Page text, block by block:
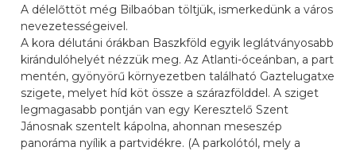
A délelőttöt még Bilbaóban töltjük, ismerkedünk a város
nevezetességeivel.
A kora délutáni órákban Baszkföld egyik leglátványosabb
kirándulóhelyét nézzük meg. Az Atlanti-óceánban, a part
mentén, gyönyörű környezetben található Gaztelugatxe
szigete, melyet híd köt össze a szárazfölddel. A sziget
legmagasabb pontján van egy Keresztelő Szent
Jánosnak szentelt kápolna, ahonnan meseszép
panoráma nyílik a partvidékre. (A parkolótól, mely a